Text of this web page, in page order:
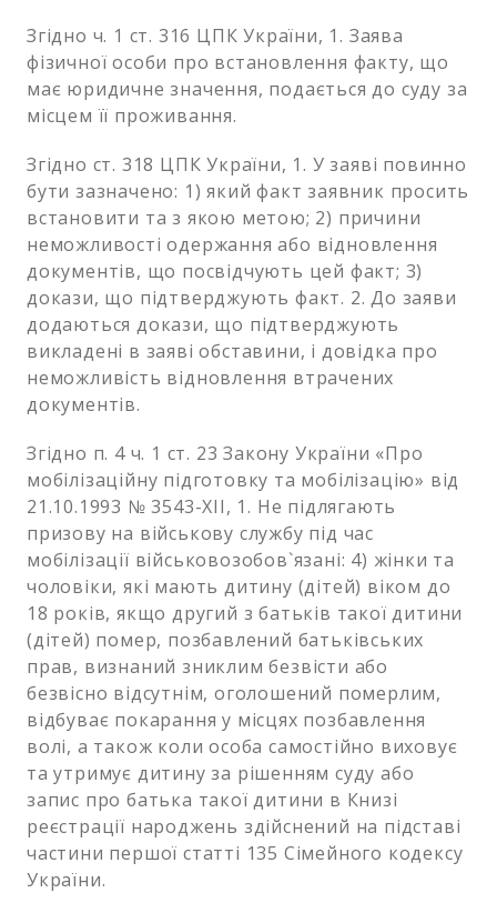
Згідно ч. 1 ст. 316 ЦПК України, 1. Заява
фізичної особи про встановлення факту, що
має юридичне значення, подається до суду за
місцем її проживання.
Згідно ст. 318 ЦПК України, 1. У заяві повинно
бути зазначено: 1) який факт заявник просить
встановити та з якою метою; 2) причини
неможливості одержання або відновлення
документів, що посвідчують цей факт; 3)
докази, що підтверджують факт. 2. До заяви
додаються докази, що підтверджують
викладені в заяві обставини, і довідка про
неможливість відновлення втрачених
документів.
Згідно п. 4 ч. 1 ст. 23 Закону України «Про
мобілізаційну підготовку та мобілізацію» від
21.10.1993 № 3543-ХІІ, 1. Не підлягають
призову на військову службу під час
мобілізації військовозобов`язані: 4) жінки та
чоловіки, які мають дитину (дітей) віком до
18 років, якщо другий з батьків такої дитини
(дітей) помер, позбавлений батьківських
прав, визнаний зниклим безвісти або
безвісно відсутнім, оголошений померлим,
відбуває покарання у місцях позбавлення
волі, а також коли особа самостійно виховує
та утримує дитину за рішенням суду або
запис про батька такої дитини в Книзі
реєстрації народжень здійснений на підставі
частини першої статті 135 Сімейного кодексу
України.